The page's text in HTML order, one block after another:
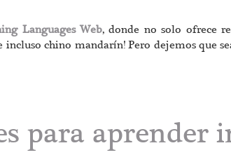
Languages Web, donde no solo ofrece
chino mandarín! Pero dejemos que
para aprender